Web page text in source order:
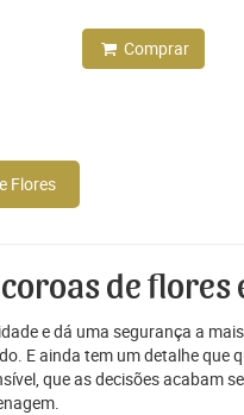
Comprar
Flores
de flores
e dá uma segurança a
E ainda tem um detalhe que
que as decisões acabam